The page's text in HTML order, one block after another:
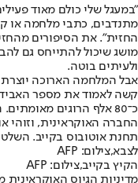
"במעגל שלי כולם מאוד
מתנדבים, כתבי מלחמה או
החזית". את הסיפורים
מושג שיכול להתייחס גם
ולעיתים בוטה.
אבל המלחמה הארוכה יוצרת
כ־80 אלף הרוגים
החברה האוקראינית, וזוהי
לצבא,צילום: AFP
הקיץ בקייב,צילום: AFP